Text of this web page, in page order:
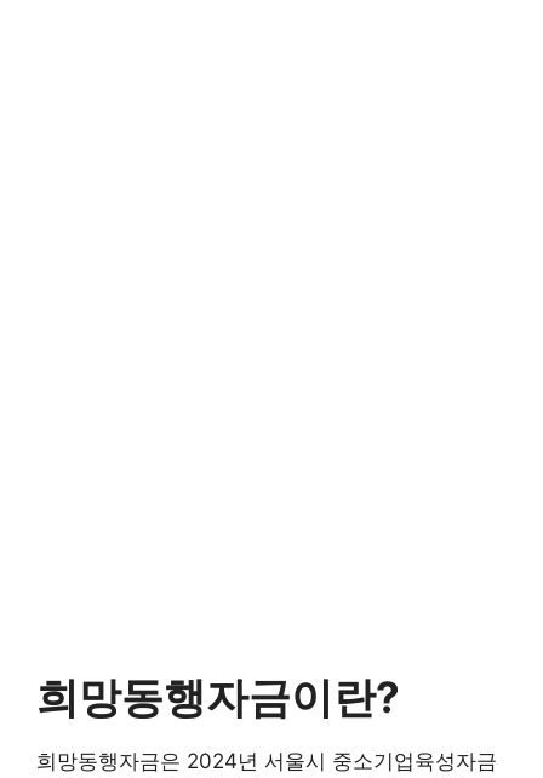
희망동행자금이란?
희망동행자금은 2024년 서울시 중소기업육성자금